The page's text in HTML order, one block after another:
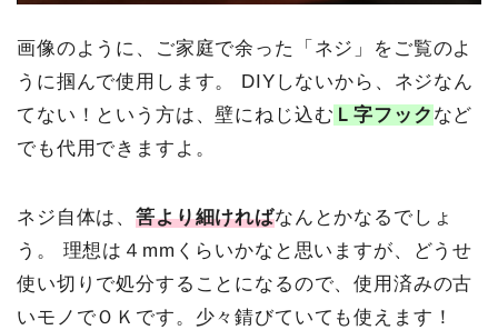
画像のように、ご家庭で余った「ネジ」をご覧のよ
うに掴んで使用します。
DIYしないから、ネジなん
てない！という方は、壁にねじ込む Ｌ字フック など
でも代用できますよ。
ネジ自体は、筈より細ければなんとかなるでしょ
う。
理想は４mmくらいかなと思いますが、どうせ
使い切りで処分することになるので、使用済みの古
いモノでＯＫです。少々錆びていても使えます！